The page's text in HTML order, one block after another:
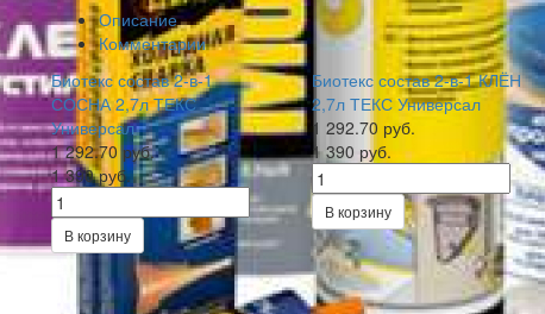
Описание
Комментарии
Биотекс состав 2-в-1
СОСНА 2,7л ТЕКС
Универсал
1 292.70 руб.
1 390 руб.
В корзину
Биотекс состав 2-в-1 КЛЁН
2,7л ТЕКС Универсал
1 292.70 руб.
1 390 руб.
В корзину